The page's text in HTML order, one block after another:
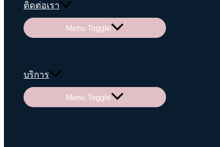
ติดต่อเรา
Menu Toggle
บริการ
Menu Toggle